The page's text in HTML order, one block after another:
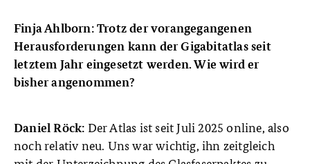
Finja Ahlborn: Trotz der vorangegangenen
Herausforderungen kann der Gigabitatlas seit
letztem Jahr eingesetzt werden. Wie wird er
bisher angenommen?
Daniel Röck: Der Atlas ist seit Juli 2025 online, also
noch relativ neu. Uns war wichtig, ihn zeitgleich